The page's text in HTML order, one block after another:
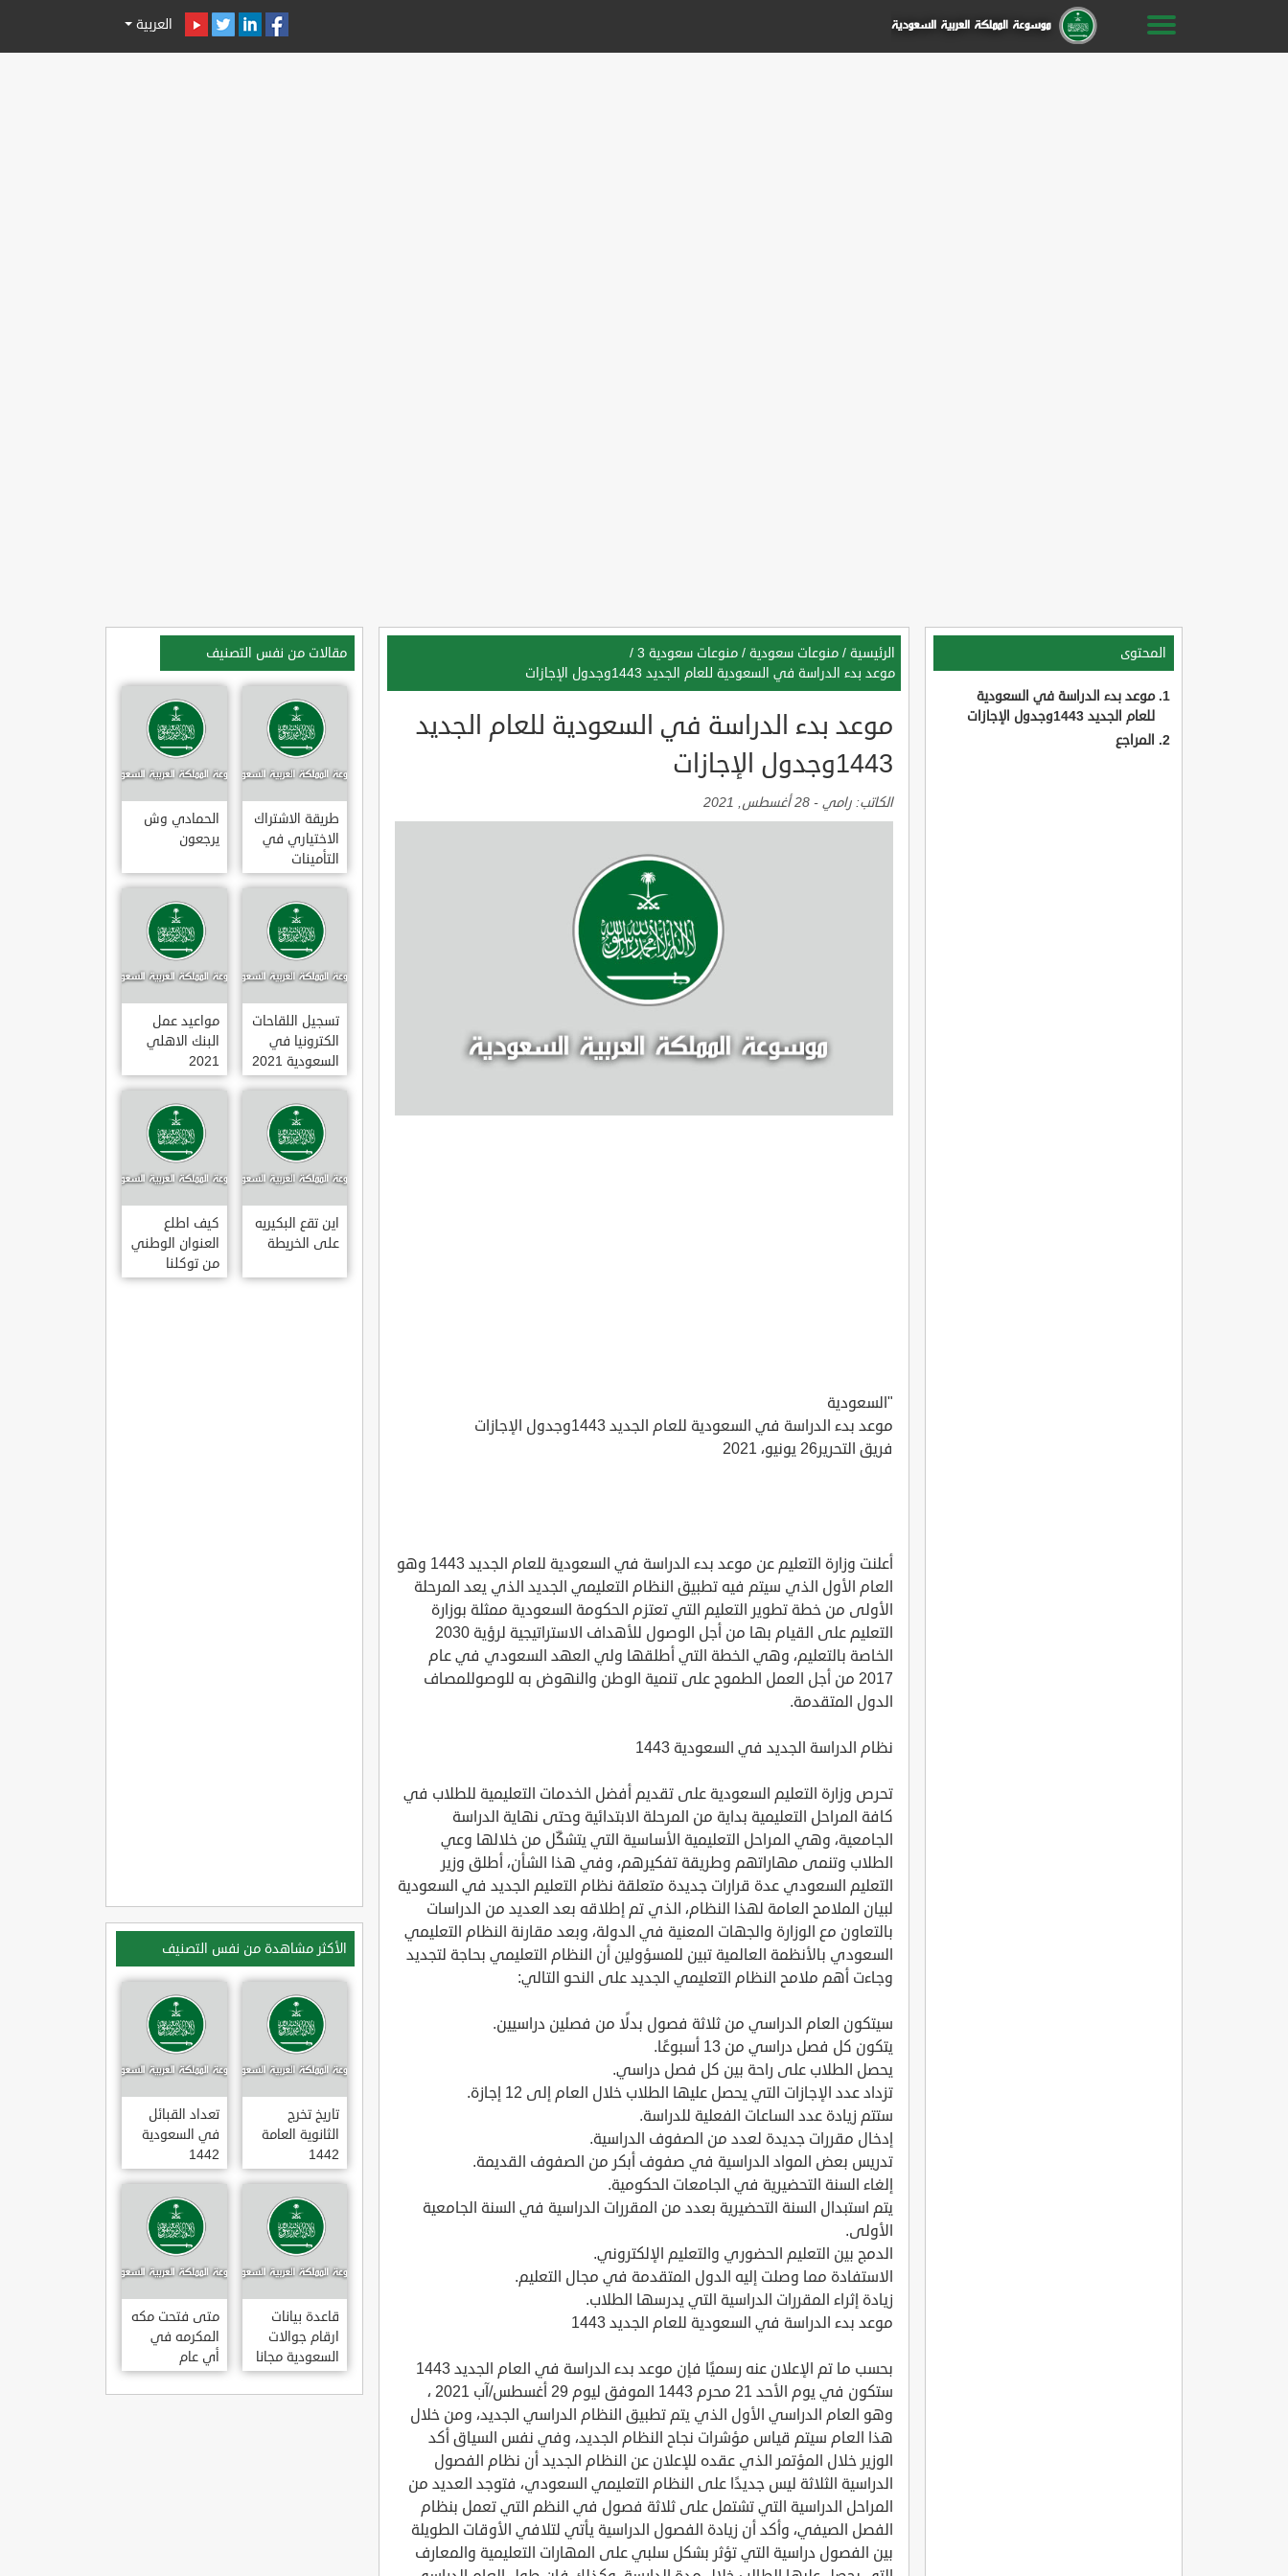
العربية
المحتوى
موعد بدء الدراسة في السعودية
للعام الجديد 1443وجدول الإجازات
المراجع
الرئيسية / منوعات سعودية / منوعات سعودية 3
/
موعد بدء الدراسة في السعودية للعام الجديد 1443وجدول الإجازات
موعد بدء الدراسة في السعودية للعام الجديد
1443وجدول الإجازات
الكاتب: رامي - 28 أغسطس, 2021
"السعودية
موعد بدء الدراسة في السعودية للعام الجديد 1443وجدول الإجازات
فريق التحرير26 يونيو، 2021
أعلنت وزارة التعليم عن موعد بدء الدراسة في السعودية للعام الجديد 1443 وهو
العام الأول الذي سيتم فيه تطبيق النظام التعليمي الجديد الذي يعد المرحلة
الأولى من خطة تطوير التعليم التي تعتزم الحكومة السعودية ممثلة بوزارة
التعليم على القيام بها من أجل الوصول للأهداف الاستراتيجية لرؤية 2030
الخاصة بالتعليم، وهي الخطة التي أطلقها ولي العهد السعودي في عام
2017 من أجل العمل الطموح على تنمية الوطن والنهوض به للوصوللمصاف
الدول المتقدمة.
نظام الدراسة الجديد في السعودية 1443
تحرص وزارة التعليم السعودية على تقديم أفضل الخدمات التعليمية للطلاب في
كافة المراحل التعليمية بداية من المرحلة الابتدائية وحتى نهاية الدراسة
الجامعية، وهي المراحل التعليمية الأساسية التي يتشكّل من خلالها وعي
الطلاب وتنمى مهاراتهم وطريقة تفكيرهم، وفي هذا الشأن، أطلق وزير
التعليم السعودي عدة قرارات جديدة متعلقة نظام التعليم الجديد في السعودية
لبيان الملامح العامة لهذا النظام، الذي تم إطلاقه بعد العديد من الدراسات
بالتعاون مع الوزارة والجهات المعنية في الدولة، وبعد مقارنة النظام التعليمي
السعودي بالأنظمة العالمية تبين للمسؤولين أن النظام التعليمي بحاجة لتجديد
وجاءت أهم ملامح النظام التعليمي الجديد على النحو التالي:
سيتكون العام الدراسي من ثلاثة فصول بدلًا من فصلين دراسيين.
يتكون كل فصل دراسي من 13 أسبوعًا.
يحصل الطلاب على راحة بين كل فصل دراسي.
تزداد عدد الإجازات التي يحصل عليها الطلاب خلال العام إلى 12 إجازة.
ستتم زيادة عدد الساعات الفعلية للدراسة.
إدخال مقررات جديدة لعدد من الصفوف الدراسية.
تدريس بعض المواد الدراسية في صفوف أبكر من الصفوف القديمة.
إلغاء السنة التحضيرية في الجامعات الحكومية.
يتم استبدال السنة التحضيرية بعدد من المقررات الدراسية في السنة الجامعية
الأولى.
الدمج بين التعليم الحضوري والتعليم الإلكتروني.
الاستفادة مما وصلت إليه الدول المتقدمة في مجال التعليم.
زيادة إثراء المقررات الدراسية التي يدرسها الطلاب.
موعد بدء الدراسة في السعودية للعام الجديد 1443
بحسب ما تم الإعلان عنه رسميًا فإن موعد بدء الدراسة في العام الجديد 1443
ستكون في يوم الأحد 21 محرم 1443 الموفق ليوم 29 أغسطس/آب 2021 ،
وهو العام الدراسي الأول الذي يتم تطبيق النظام الدراسي الجديد، ومن خلال
هذا العام سيتم قياس مؤشرات نجاح النظام الجديد، وفي نفس السياق أكد
الوزير خلال المؤتمر الذي عقده للإعلان عن النظام الجديد أن نظام الفصول
الدراسية الثلاثة ليس جديدًا على النظام التعليمي السعودي، فتوجد العديد من
المراحل الدراسية التي تشتمل على ثلاثة فصول في النظم التي تعمل بنظام
الفصل الصيفي، وأكد أن زيادة الفصول الدراسية يأتي لتلافي الأوقات الطويلة
بين الفصول دراسية التي تؤثر بشكل سلبي على المهارات التعليمية والمعارف
مقالات من نفس التصنيف
طريقة الاشتراك
الاختياري في
التأمينات
الاجتماعية
1443
الحمادي وش
يرجعون
تسجيل اللقاحات
الكترونيا في
السعودية 2021
مواعيد عمل
البنك الاهلي
2021
اين تقع البكيريه
على الخريطة
كيف اطلع
العنوان الوطني
من توكلنا
الأكثر مشاهدة من نفس التصنيف
تاريخ تخرج
الثانوية العامة
1442
تعداد القبائل
في السعودية
1442
قاعدة بيانات
ارقام جوالات
السعودية مجانا
20202021
متى فتحت مكه
المكرمه في
أي عام